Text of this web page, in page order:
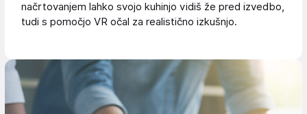
načrtovanjem lahko svojo kuhinjo vidiš že pred izvedbo,
tudi s pomočjo VR očal za realistično izkušnjo.